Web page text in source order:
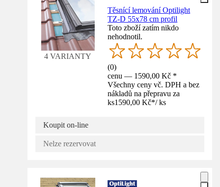
4 VARIANTY
Těsnící lemování Optilight
TZ-D 55x78 cm profil
Toto zboží zatím nikdo
nehodnotil.
(0)
cenu — 1590,00 Kč *
Všechny ceny vč. DPH a bez
nákladů na přepravu za
ks1590,00 Kč*/ ks
Koupit on-line
Nelze rezervovat